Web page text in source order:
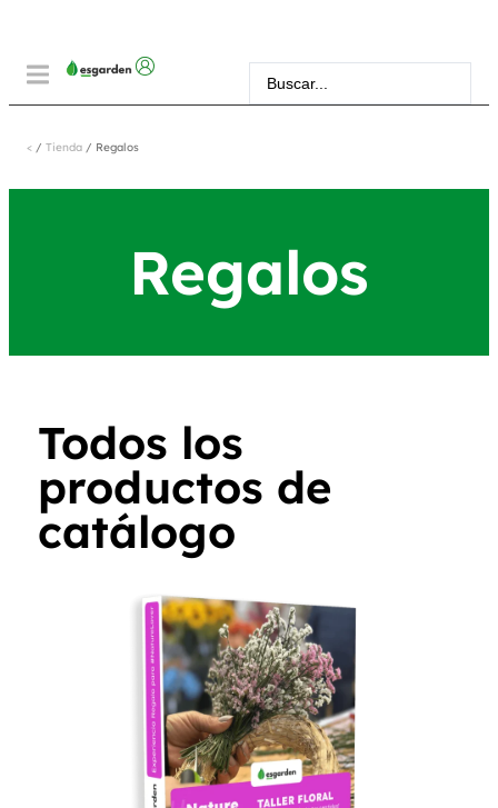
< / Tienda / Regalos
Regalos
Todos los
productos de
catálogo